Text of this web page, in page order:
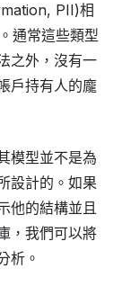
PII)相
。通常這些類型
之外，沒有一
戶持有人的龐
模型並不是為
設計的。如果
他的結構並且
，我們可以將
析。